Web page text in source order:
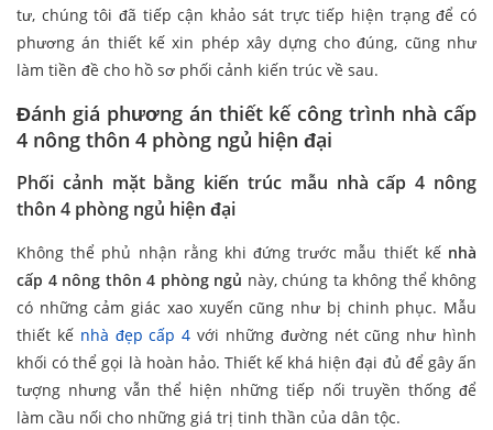
tư, chúng tôi đã tiếp cận khảo sát trực tiếp hiện trạng để có
phương án thiết kế xin phép xây dựng cho đúng, cũng như
làm tiền đề cho hồ sơ phối cảnh kiến trúc về sau.
Đánh giá phương án thiết kế công trình nhà cấp
4 nông thôn 4 phòng ngủ hiện đại
Phối cảnh mặt bằng kiến trúc mẫu nhà cấp 4 nông
thôn 4 phòng ngủ hiện đại
Không thể phủ nhận rằng khi đứng trước mẫu thiết kế nhà
cấp 4 nông thôn 4 phòng ngủ này, chúng ta không thể không
có những cảm giác xao xuyến cũng như bị chinh phục. Mẫu
thiết kế nhà đẹp cấp 4 với những đường nét cũng như hình
khối có thể gọi là hoàn hảo. Thiết kế khá hiện đại đủ để gây ấn
tượng nhưng vẫn thể hiện những tiếp nối truyền thống để
làm cầu nối cho những giá trị tinh thần của dân tộc.